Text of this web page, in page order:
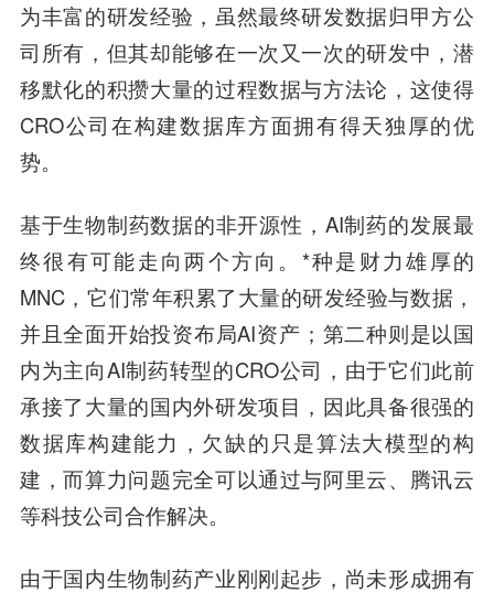
为丰富的研发经验，虽然最终研发数据归甲方公
司所有，但其却能够在一次又一次的研发中，潜
移默化的积攒大量的过程数据与方法论，这使得
CRO公司在构建数据库方面拥有得天独厚的优
势。
基于生物制药数据的非开源性，AI制药的发展最
终很有可能走向两个方向。*种是财力雄厚的
MNC，它们常年积累了大量的研发经验与数据，
并且全面开始投资布局AI资产；第二种则是以国
内为主向AI制药转型的CRO公司，由于它们此前
承接了大量的国内外研发项目，因此具备很强的
数据库构建能力，欠缺的只是算法大模型的构
建，而算力问题完全可以通过与阿里云、腾讯云
等科技公司合作解决。
由于国内生物制药产业刚刚起步，尚未形成拥有